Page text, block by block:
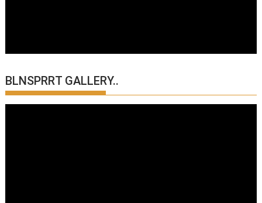
BLNSPRRT GALLERY..